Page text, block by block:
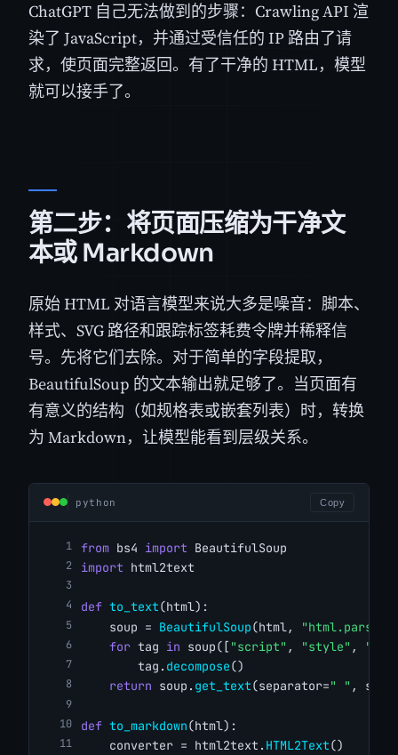
ChatGPT 自己无法做到的步骤：Crawling API 渲
染了 JavaScript，并通过受信任的 IP 路由了请
求，使页面完整返回。有了干净的 HTML，模型
就可以接手了。
第二步：将页面压缩为干净文
本或 Markdown
原始 HTML 对语言模型来说大多是噪音：脚本、
样式、SVG 路径和跟踪标签耗费令牌并稀释信
号。先将它们去除。对于简单的字段提取，
BeautifulSoup 的文本输出就足够了。当页面有
有意义的结构（如规格表或嵌套列表）时，转换
为 Markdown，让模型能看到层级关系。
python Copy
from bs4 import BeautifulSoup
import html2text
def to_text(html):
    soup =
BeautifulSoup(html, "html.parser"
for tag in soup([ "script" , "style" ,
        tag.
decompose()
return soup. get_text(separator=" " ,
def to_markdown(html):
    converter = html2text.
HTML2Text()